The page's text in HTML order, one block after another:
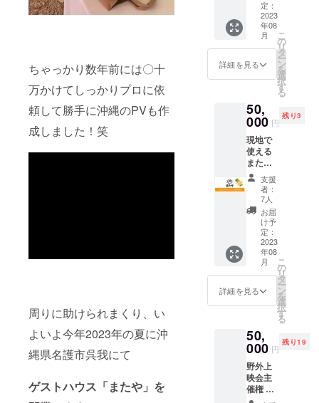
ちゃっかり数年前には〇十
万かけてしっかりプロに依
頼して勝手に沖縄のPVも作
成しました！笑
周りに助けられまくり、い
よいよ今年2023年の夏に沖
縄県名護市呉我にて
ゲストハウス「またや」を
品開封
前には
必ずお
届けの
ンに貼
付され
ルや注
意書き
をご確
認くだ
さい。
どはお
受けで
きませ
ん。
ハーバ
リウ
ム：ガ
ステッ
カー：
ン
シン
デレラ
ハーバ
リウム
・カ
ラー展
開
ハーバ
リウ
ム：ピ
ンク
系、青
系、黄
色系、
黒系
SWAN
VALLE
Y 商品
の概要
につい
て ・
色、オ
レン
ジ、ア
クア、
ブ
ルー、
レッド
・デ
ザイ
ン
キー
ケース
・素
・保
証の有
・商品
ジャン
ル
キー
ケー
ス、ス
下記注
意事項
を必ず
ご確認
くださ
い。 ※
年間。
（2023
年8月～
2024年
7月） ※
チケッ
トはお
釣りを
お渡し
するこ
とがで
きませ
ん。端
数につ
きまし
ては現
金でご
宿泊を
事前決
済で予
約され
た場
合、チ
で10泊
分使用
できる
チケッ
トで
す。 各
部屋違
うテイ
なって
いるた
め、何
度来て
いただ
いても
楽しめ
ます。
●宿泊施
設につ
いて １.
宿泊可
能日数
２.部屋
の概要
・ド
ミト
男女共
有４人
部屋
２部
屋
定：
2023
年08
月
詳細を見る
こ
の
リ
タ
ー
ン
を
選
択
す
る
50,
000 円
残り3
現地で
使える
またや
チケッ
ト
65000
円分 ま
たやで
何にで
も使う
ことの
できる
チケッ
トで
す。 宿
泊はも
ん、食
事や雑
貨等を
購入す
る際に
現金が
支援
者：
7人
お届
け予
定：
2023
年08
月
詳細を見る
こ
の
リ
タ
ー
ン
を
選
択
す
る
50,
000 円
残り19
野外上
映会主
催権 夜
の月明